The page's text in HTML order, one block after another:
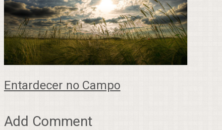
Entardecer no Campo
Add Comment